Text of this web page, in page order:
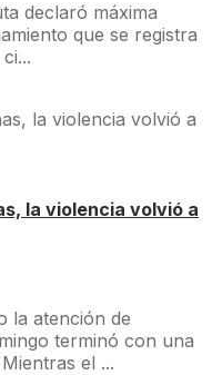
declaró máxima
que se registra
la violencia volvió a
la atención de
terminó con una
el ...